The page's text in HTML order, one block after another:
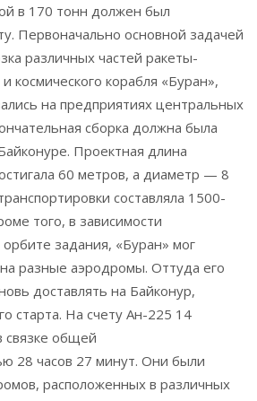
в 170 тонн должен был
Первоначально основной задачей
различных частей ракеты-
космического корабля «Буран»,
на предприятиях центральных
сборка должна была
Проектная длина
60 метров, а диаметр — 8
составляла 1500-
того, в зависимости
задания, «Буран» мог
разные аэродромы. Оттуда его
доставлять на Байконур,
старта. На счету Ан-225 14
связке общей
28 часов 27 минут. Они были
расположенных в различных